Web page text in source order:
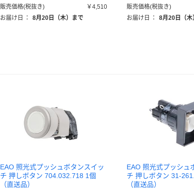
販売価格(税抜き)
￥4,510
お届け日
： 8月20日（木）まで
販売価格(税抜き)
お届け日
： 8月20日（木
EAO 照光式プッシュボタンスイッ
チ 押しボタン 704.032.718 1個
（直送品）
EAO 照光式プッシュ
チ 押しボタン 31-
（直送品）